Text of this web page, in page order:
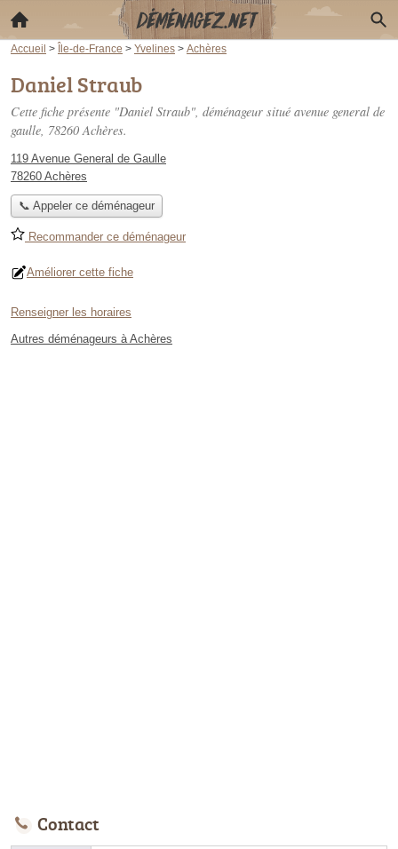
Accueil > Île-de-France > Yvelines > Achères
Daniel Straub
Cette fiche présente "Daniel Straub", déménageur situé avenue general de
gaulle, 78260 Achères.
119 Avenue General de Gaulle
78260 Achères
📞 Appeler ce déménageur
Recommander ce déménageur
Améliorer cette fiche
Renseigner les horaires
Autres déménageurs à Achères
Contact